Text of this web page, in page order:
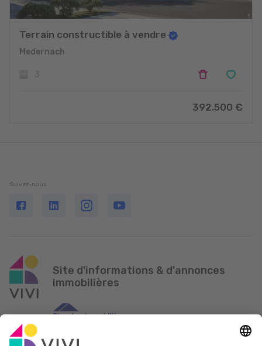
Terrain constructible à vendre
Medernach
392.500 €
Suivez-nous
Site d'informations & d'annonces
immobilières